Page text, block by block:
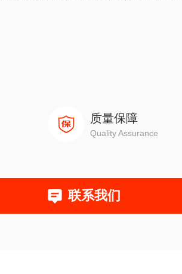
质量保障
Quality Assurance
联系我们